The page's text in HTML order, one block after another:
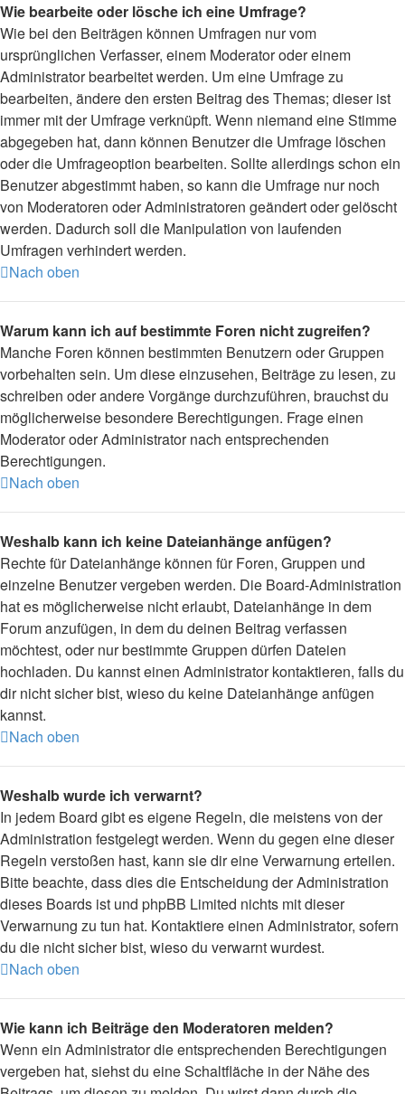
Wie bearbeite oder lösche ich eine Umfrage?
Wie bei den Beiträgen können Umfragen nur vom
ursprünglichen Verfasser, einem Moderator oder einem
Administrator bearbeitet werden. Um eine Umfrage zu
bearbeiten, ändere den ersten Beitrag des Themas; dieser ist
immer mit der Umfrage verknüpft. Wenn niemand eine Stimme
abgegeben hat, dann können Benutzer die Umfrage löschen
oder die Umfrageoption bearbeiten. Sollte allerdings schon ein
Benutzer abgestimmt haben, so kann die Umfrage nur noch
von Moderatoren oder Administratoren geändert oder gelöscht
werden. Dadurch soll die Manipulation von laufenden
Umfragen verhindert werden.
Nach oben
Warum kann ich auf bestimmte Foren nicht zugreifen?
Manche Foren können bestimmten Benutzern oder Gruppen
vorbehalten sein. Um diese einzusehen, Beiträge zu lesen, zu
schreiben oder andere Vorgänge durchzuführen, brauchst du
möglicherweise besondere Berechtigungen. Frage einen
Moderator oder Administrator nach entsprechenden
Berechtigungen.
Nach oben
Weshalb kann ich keine Dateianhänge anfügen?
Rechte für Dateianhänge können für Foren, Gruppen und
einzelne Benutzer vergeben werden. Die Board-Administration
hat es möglicherweise nicht erlaubt, Dateianhänge in dem
Forum anzufügen, in dem du deinen Beitrag verfassen
möchtest, oder nur bestimmte Gruppen dürfen Dateien
hochladen. Du kannst einen Administrator kontaktieren, falls du
dir nicht sicher bist, wieso du keine Dateianhänge anfügen
kannst.
Nach oben
Weshalb wurde ich verwarnt?
In jedem Board gibt es eigene Regeln, die meistens von der
Administration festgelegt werden. Wenn du gegen eine dieser
Regeln verstoßen hast, kann sie dir eine Verwarnung erteilen.
Bitte beachte, dass dies die Entscheidung der Administration
dieses Boards ist und phpBB Limited nichts mit dieser
Verwarnung zu tun hat. Kontaktiere einen Administrator, sofern
du die nicht sicher bist, wieso du verwarnt wurdest.
Nach oben
Wie kann ich Beiträge den Moderatoren melden?
Wenn ein Administrator die entsprechenden Berechtigungen
vergeben hat, siehst du eine Schaltfläche in der Nähe des